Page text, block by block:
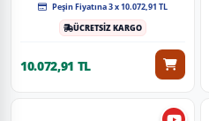
Peşin Fiyatına 3 x 10.072,91 TL
ÜCRETSİZ KARGO
10.072,91 TL